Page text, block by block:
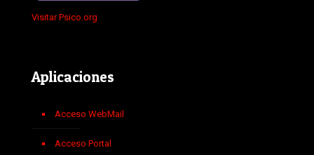
Visitar Psico.org
Aplicaciones
Acceso WebMail
Acceso Portal